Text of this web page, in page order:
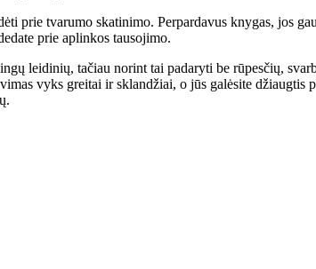
tvarumo skatinimo. Perpardavus knygas, jos
prie aplinkos tausojimo.
leidinių, tačiau norint tai padaryti be rūpesčių,
vyks greitai ir sklandžiai, o jūs galėsite džiaugtis